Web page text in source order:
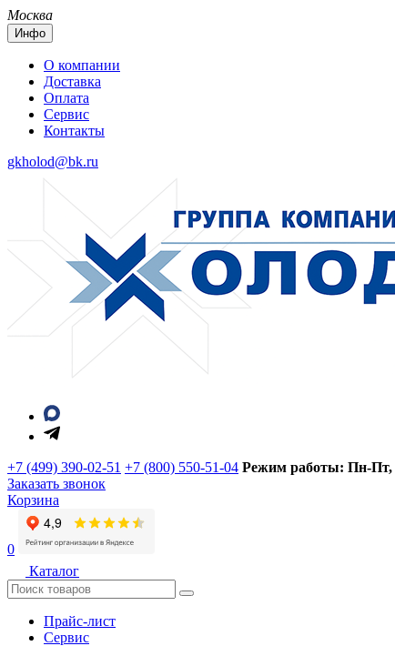
Москва
Инфо
О компании
Доставка
Оплата
Сервис
Контакты
gkholod@bk.ru
+7 (499) 390-02-51 +7 (800) 550-51-04 Режим работы: Пн-Пт,
Заказать звонок
Корзина
0
Каталог
Прайс-лист
Сервис